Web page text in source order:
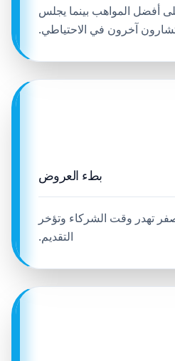
أفضل المواهب بينما يجلس
آخرون في الاحتياطي.
بطء العروض
تهدر وقت الشركاء وتؤخر
التقديم.